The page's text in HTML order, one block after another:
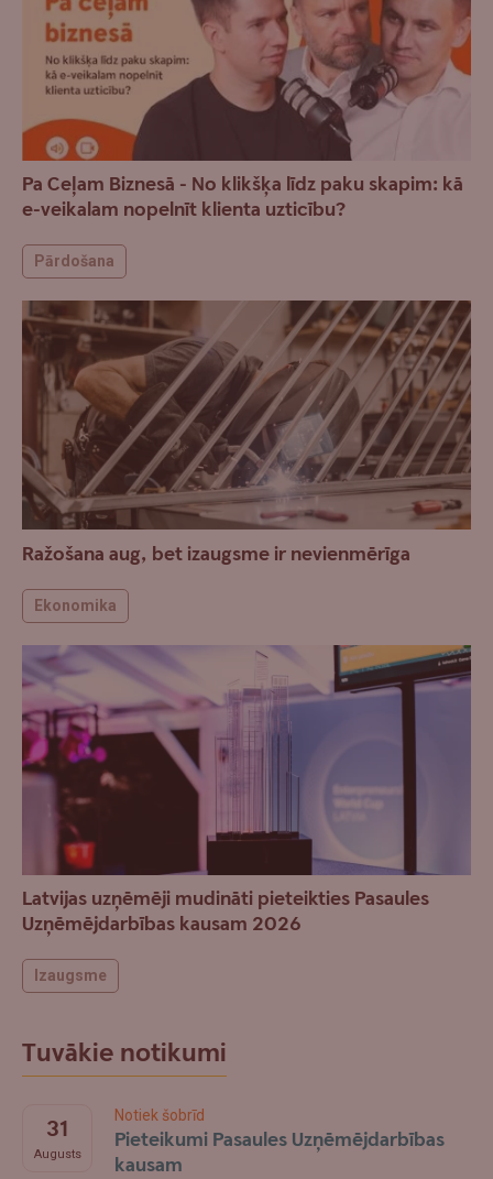
Pa Ceļam Biznesā - No klikšķa līdz paku skapim: kā
e-veikalam nopelnīt klienta uzticību?
Pārdošana
Ražošana aug, bet izaugsme ir nevienmērīga
Ekonomika
Latvijas uzņēmēji mudināti pieteikties Pasaules
Uzņēmējdarbības kausam 2026
Izaugsme
Tuvākie notikumi
31
Augusts
Notiek šobrīd
Pieteikumi Pasaules Uzņēmējdarbības
kausam